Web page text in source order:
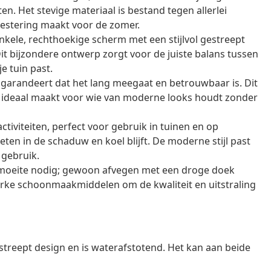
Het stevige materiaal is bestand tegen allerlei
maakt voor de zomer.
rechthoekige scherm met een stijlvol gestreept
bijzondere ontwerp zorgt voor de juiste balans tussen
tuin past.
dat het lang meegaat en betrouwbaar is. Dit
maakt voor wie van moderne looks houdt zonder
perfect voor gebruik in tuinen en op
in de schaduw en koel blijft. De moderne stijl past
nodig; gewoon afvegen met een droge doek
schoonmaakmiddelen om de kwaliteit en uitstraling
design en is waterafstotend. Het kan aan beide